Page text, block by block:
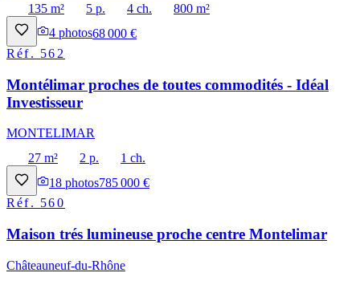
135 m²
5 p. 4 ch.
800 m²
4 photos68 000 €
Réf. 562
Montélimar proches de toutes commodités - Idéal
Investisseur
MONTELIMAR
27 m²
2 p.
1 ch.
18 photos785 000 €
Réf. 560
Maison trés lumineuse proche centre Montelimar
Châteauneuf-du-Rhône